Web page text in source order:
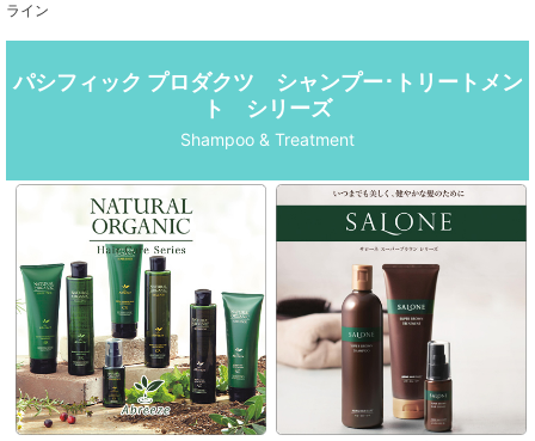
ライン
パシフィック プロダクツ シャンプー･トリートメン
ト シリーズ
Shampoo & Treatment